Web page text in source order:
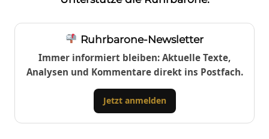
Ruhrbarone-Newsletter
Immer informiert bleiben: Aktuelle Texte,
Analysen und Kommentare direkt ins Postfach.
Jetzt anmelden